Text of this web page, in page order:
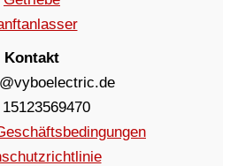
Kontakt